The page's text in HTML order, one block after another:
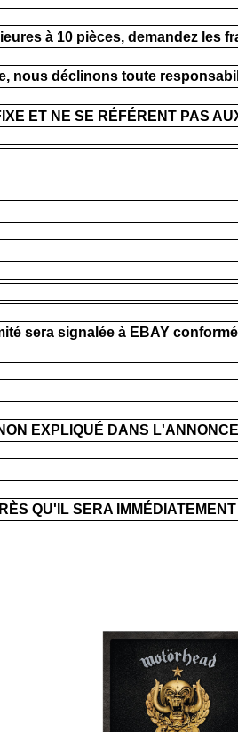
à 10 pièces, demandez les
nous déclinons toute
ET NE SE RÉFÉRENT PAS
sera signalée à EBAY
EXPLIQUÉ DANS
QU'IL SERA